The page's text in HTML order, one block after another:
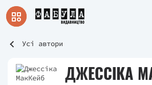
Усі автори
ДЖЕССІКА